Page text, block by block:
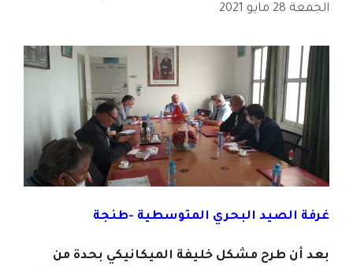
الجمعة 28 مايو 2021
غرفة الصيد البحري المتوسطية -طنجة
بعد أن طرح مشكل خليفة الميكانيكي بحدة من